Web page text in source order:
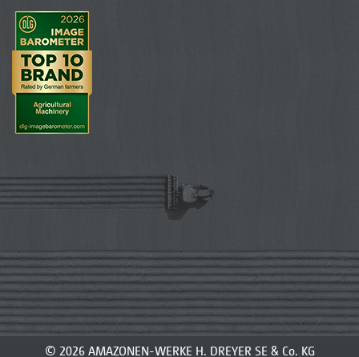
© 2026 AMAZONEN-WERKE H. DREYER SE & Co. KG